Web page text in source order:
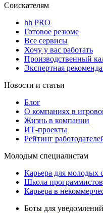
Соискателям
hh PRO
Готовое резюме
Все сервисы
Хочу у вас работать
Производственный
Экспертная
Новости и статьи
Блог
О компаниях в
Жизнь в компании
ИТ-проекты
Рейтинг
Молодым специалистам
Карьера для молодых
Школа программистов
Карьера в
Боты для уведомлений